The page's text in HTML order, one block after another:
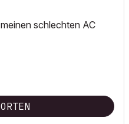
schlechten AC